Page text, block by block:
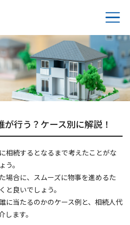
行う？ケース別に解説！
相続するとなるまで考えたことがな
。
場合に、スムーズに物事を進めるた
と良いでしょう。
に当たるのかのケース例と、相続人代
ます。